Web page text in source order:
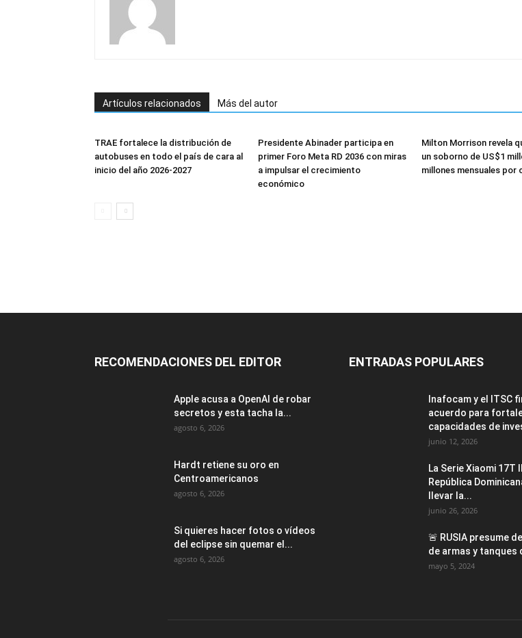
Artículos relacionados Más del autor
TRAE fortalece la distribución de
autobuses en todo el país de cara al
inicio del año 2026-2027
Presidente Abinader participa en
primer Foro Meta RD 2036 con miras
a impulsar el crecimiento
económico
Milton Morrison revela
un soborno de US$1
millones mensuales por
RECOMENDACIONES DEL EDITOR
Apple acusa a OpenAI de robar
secretos y esta tacha la...
agosto 6, 2026
Hardt retiene su oro en
Centroamericanos
agosto 6, 2026
Si quieres hacer fotos o vídeos
del eclipse sin quemar el...
agosto 6, 2026
ENTRADAS POPULARES
Inafocam y el ITSC
acuerdo para
capacidades de
junio 12, 2026
La Serie Xiaomi 17T
República
llevar la...
junio 26, 2026
🚨 RUSIA presume
de armas y tanques
mayo 5, 2024